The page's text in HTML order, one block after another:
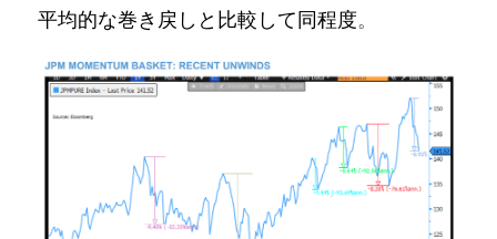
平均的な巻き戻しと比較して同程度。